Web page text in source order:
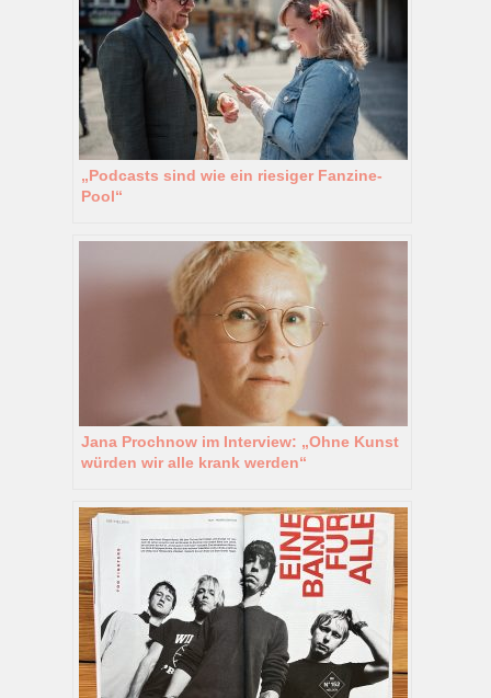
„Podcasts sind wie ein riesiger Fanzine-
Pool“
Jana Prochnow im Interview: „Ohne Kunst
würden wir alle krank werden“